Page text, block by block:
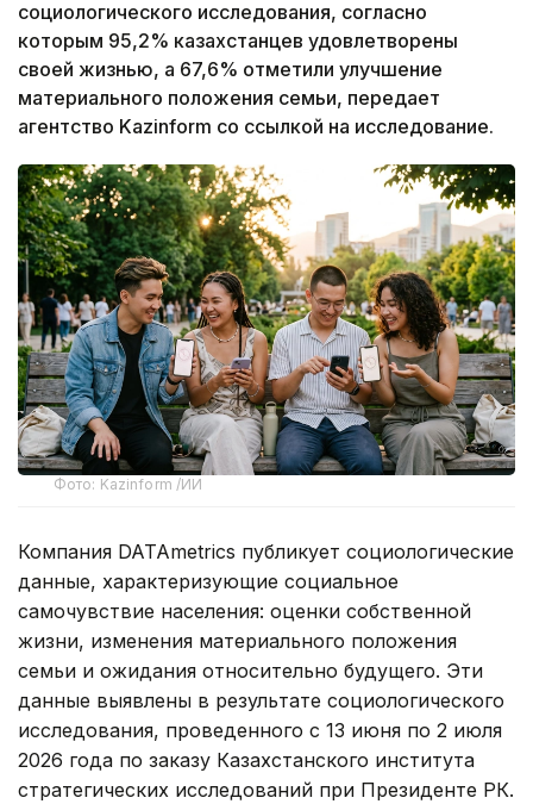
социологического исследования, согласно
которым 95,2% казахстанцев удовлетворены
своей жизнью, а 67,6% отметили улучшение
материального положения семьи, передает
агентство Kazinform со ссылкой на исследование.
Фото: Kazinform /ИИ
Компания DATAmetrics публикует социологические
данные, характеризующие социальное
самочувствие населения: оценки собственной
жизни, изменения материального положения
семьи и ожидания относительно будущего. Эти
данные выявлены в результате социологического
исследования, проведенного с 13 июня по 2 июля
2026 года по заказу Казахстанского института
стратегических исследований при Президенте РК.